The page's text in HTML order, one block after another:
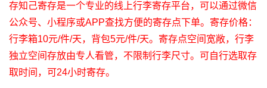
存知己寄存是一个专业的线上行李寄存平台，可以通过微信
公众号、小程序或APP查找方便的寄存点下单。寄存价格：
行李箱10元/件/天，背包5元/件/天。寄存点空间宽敞，行李
独立空间存放由专人看管，不限制行李尺寸。可自行选取存
取时间，可24小时寄存。